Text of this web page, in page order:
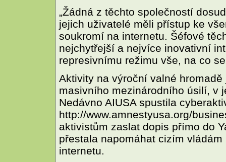
„Žádná z těchto společností
jejich uživatelé měli přístup ke
soukromí na internetu. Šéfové
nejchytřejší a nejvíce inovativní
represivnímu režimu vše, na co
Aktivity na výroční valné
masivního mezinárodního úsilí, v
Nedávno AIUSA spustila
http://www.amnestyusa.org/
aktivistům zaslat dopis přímo do
přestala napomáhat cizím
internetu.